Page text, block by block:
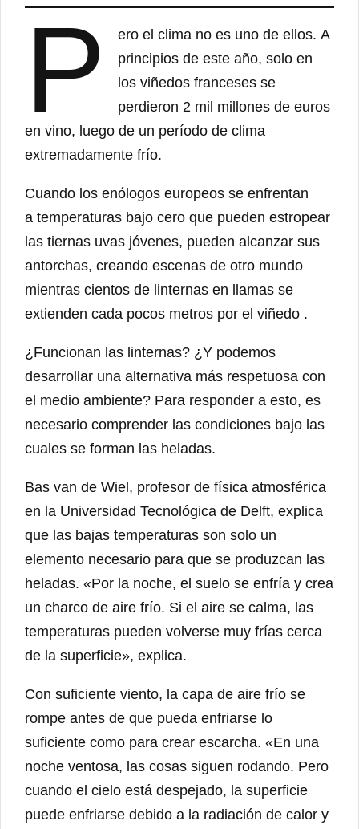
P
ero el clima no es uno de ellos. A
principios de este año, solo en
los viñedos franceses se
perdieron 2 mil millones de euros
en vino, luego de un período de clima
extremadamente frío.
Cuando los enólogos europeos se enfrentan
a temperaturas bajo cero que pueden estropear
las tiernas uvas jóvenes, pueden alcanzar sus
antorchas, creando escenas de otro mundo
mientras cientos de linternas en llamas se
extienden cada pocos metros por el viñedo .
¿Funcionan las linternas? ¿Y podemos
desarrollar una alternativa más respetuosa con
el medio ambiente? Para responder a esto, es
necesario comprender las condiciones bajo las
cuales se forman las heladas.
Bas van de Wiel, profesor de física atmosférica
en la Universidad Tecnológica de Delft, explica
que las bajas temperaturas son solo un
elemento necesario para que se produzcan las
heladas. «Por la noche, el suelo se enfría y crea
un charco de aire frío. Si el aire se calma, las
temperaturas pueden volverse muy frías cerca
de la superficie», explica.
Con suficiente viento, la capa de aire frío se
rompe antes de que pueda enfriarse lo
suficiente como para crear escarcha. «En una
noche ventosa, las cosas siguen rodando. Pero
cuando el cielo está despejado, la superficie
puede enfriarse debido a la radiación de calor y